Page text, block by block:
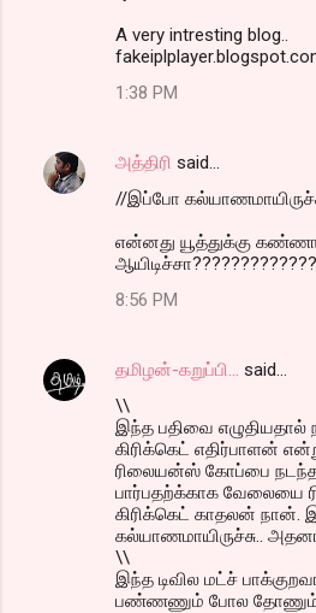
A very intresting blog..
1:38 PM
அத்திரி said…
//இப்போ
என்னது யூத்துக்கு
ஆயிடிச்சா?????????????
8:56 PM
தமிழன்-கறுப்பி...
said…
\\
இந்த பதிவை
கிரிக்கெட் எதிர்பாளன்
ரிலையன்ஸ் கோப்பை
பார்பதற்க்காக வேலையை
கிரிக்கெட் காதலன் நான்.
கல்யாணமாயிருச்சு..
\\
இந்த டிவில மட்ச்
பண்ணணும் போல